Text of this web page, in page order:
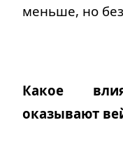
меньше, но
Какое
оказывают